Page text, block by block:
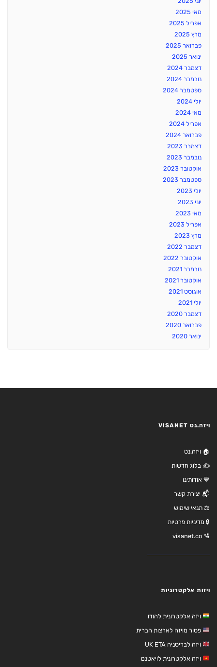
מאי 2025
אפריל 2025
מרץ 2025
פברואר 2025
ינואר 2025
דצמבר 2024
נובמבר 2024
ספטמבר 2024
יולי 2024
מאי 2024
אפריל 2024
פברואר 2024
דצמבר 2023
נובמבר 2023
אוקטובר 2023
ספטמבר 2023
יולי 2023
יוני 2023
מאי 2023
אפריל 2023
מרץ 2023
דצמבר 2022
אוקטובר 2022
נובמבר 2021
אוקטובר 2021
אוגוסט 2021
יולי 2021
דצמבר 2020
פברואר 2020
ינואר 2020
ויזה.נט VISANET
🏠 ויזה.נט
✍️ בלוג חדשות
💙 אודותינו
📬 יצירת קשר
⚖️ תנאי שימוש
🔒 מדיניות פרטיות
🛂 visanet.co
ויזות אלקטרוניות
ויזה אלקטרונית להודו
פטור מויזה לארצות הברית
ויזה לבריטניה UK ETA
ויזה אלקטרונית לויאטנם